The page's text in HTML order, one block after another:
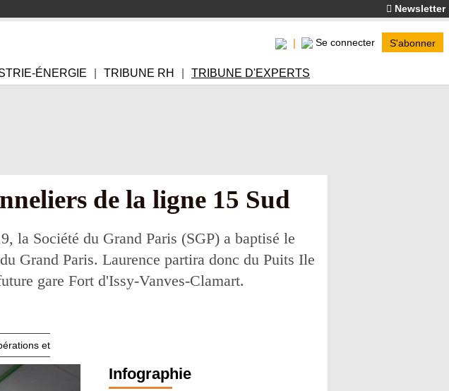
Newsletter
Se connecter S'abonner
ÉNERGIE TRIBUNE RH TRIBUNE D'EXPERTS
de la ligne 15 Sud
la Société du Grand Paris (SGP) a baptisé le
Grand Paris. Laurence partira donc du Puits Ile
gare Fort d'Issy-Vanves-Clamart.
et
Infographie